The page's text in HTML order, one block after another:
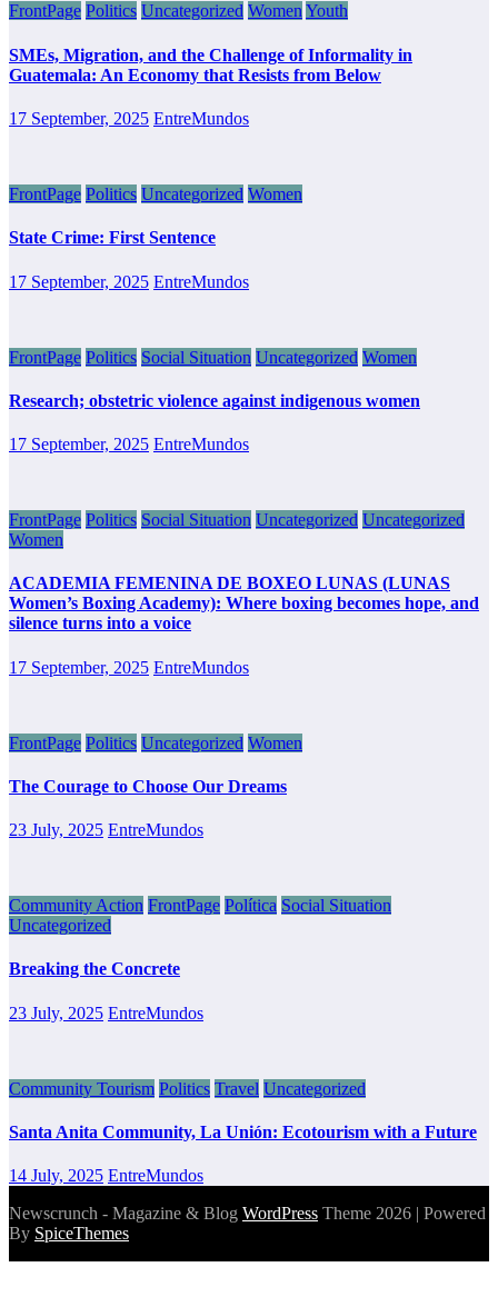
FrontPage Politics Uncategorized WomenYouth
SMEs, Migration, and the Challenge of Informality in
Guatemala: An Economy that Resists from Below
17 September, 2025 EntreMundos
FrontPage Politics Uncategorized Women
State Crime: First Sentence
17 September, 2025 EntreMundos
FrontPage Politics Social Situation Uncategorized Women
Research; obstetric violence against indigenous women
17 September, 2025 EntreMundos
FrontPage Politics Social Situation Uncategorized Uncategorized
Women
ACADEMIA FEMENINA DE BOXEO LUNAS (LUNAS
Women’s Boxing Academy): Where boxing becomes hope, and
silence turns into a voice
17 September, 2025 EntreMundos
FrontPage Politics Uncategorized Women
The Courage to Choose Our Dreams
23 July, 2025 EntreMundos
Community Action FrontPage Política Social Situation
Uncategorized
Breaking the Concrete
23 July, 2025 EntreMundos
Community Tourism Politics Travel Uncategorized
Santa Anita Community, La Unión: Ecotourism with a Future
14 July, 2025 EntreMundos
Newscrunch - Magazine & Blog WordPress Theme 2026 | Powered
By SpiceThemes